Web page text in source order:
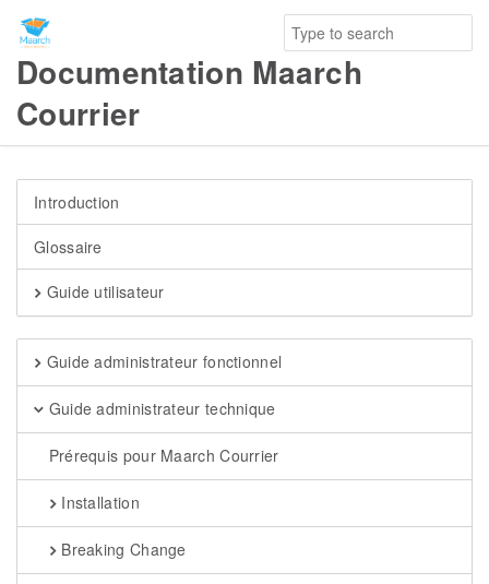
Documentation Maarch
Courrier
Introduction
Glossaire
Guide utilisateur
Guide administrateur fonctionnel
Guide administrateur technique
Prérequis pour Maarch Courrier
Installation
Breaking Change